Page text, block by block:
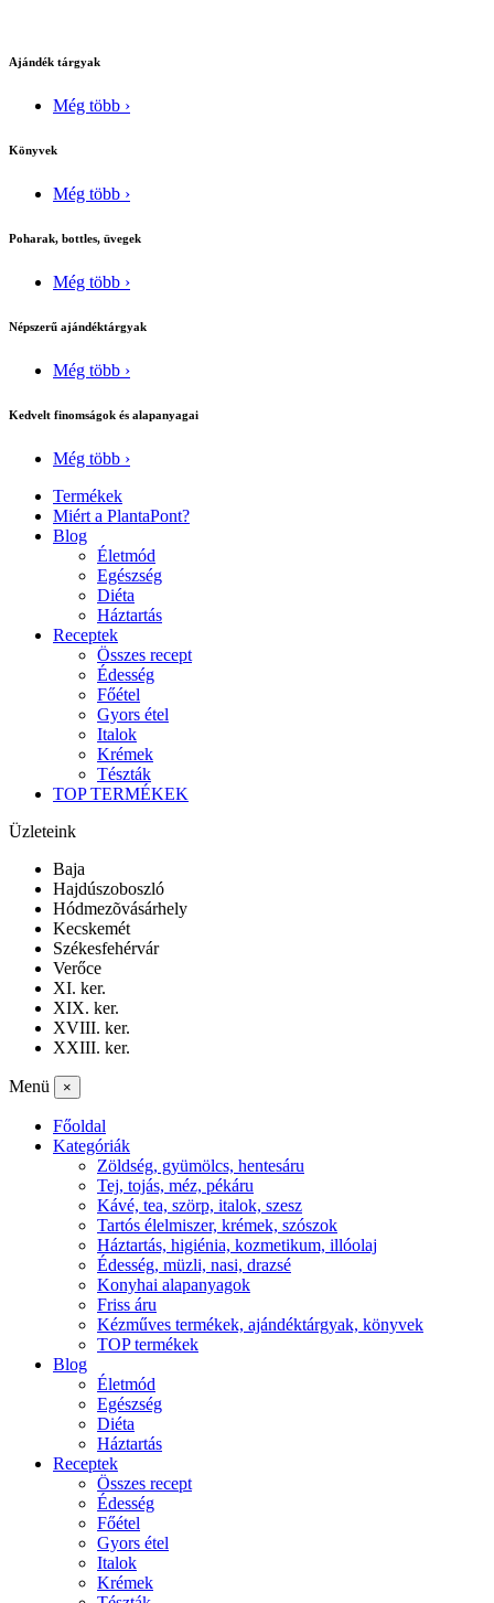
Ajándék tárgyak
Még több ›
Könyvek
Még több ›
Poharak, bottles, üvegek
Még több ›
Népszerű ajándéktárgyak
Még több ›
Kedvelt finomságok és alapanyagai
Még több ›
Termékek
Miért a PlantaPont?
Blog
Életmód
Egészség
Diéta
Háztartás
Receptek
Összes recept
Édesség
Főétel
Gyors étel
Italok
Krémek
Tészták
TOP TERMÉKEK
Üzleteink
Baja
Hajdúszoboszló
Hódmezõvásárhely
Kecskemét
Székesfehérvár
Verőce
XI. ker.
XIX. ker.
XVIII. ker.
XXIII. ker.
Menü ×
Főoldal
Kategóriák
Zöldség, gyümölcs, hentesáru
Tej, tojás, méz, pékáru
Kávé, tea, szörp, italok, szesz
Tartós élelmiszer, krémek, szószok
Háztartás, higiénia, kozmetikum, illóolaj
Édesség, müzli, nasi, drazsé
Konyhai alapanyagok
Friss áru
Kézműves termékek, ajándéktárgyak, könyvek
TOP termékek
Blog
Életmód
Egészség
Diéta
Háztartás
Receptek
Összes recept
Édesség
Főétel
Gyors étel
Italok
Krémek